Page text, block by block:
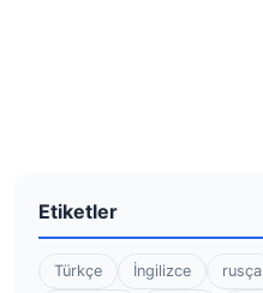
Etiketler
Türkçe İngilizce rusça